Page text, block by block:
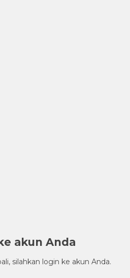
akun Anda
silahkan login ke akun Anda.